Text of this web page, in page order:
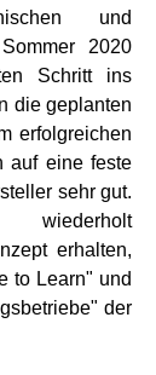
und
2020
Schritt ins
die geplanten
erfolgreichen
auf eine feste
sehr gut.
wiederholt
erhalten,
to Learn" und
der